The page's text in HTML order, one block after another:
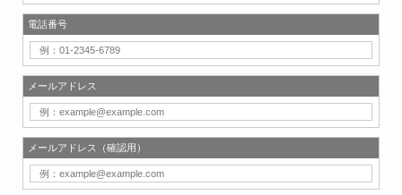
電話番号
メールアドレス
メールアドレス（確認用）